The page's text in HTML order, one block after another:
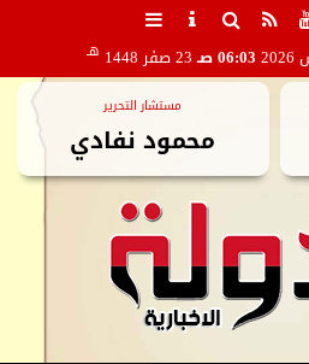
06:03 صـ 23 صفر 1448 هـ
مستشار التحرير
محمود نفادي